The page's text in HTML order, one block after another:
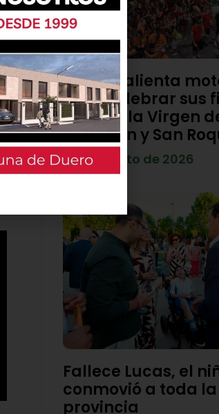
Viana calienta
para celebrar sus
honor a la Virgen
Asunción y San
4 de agosto de 2026
Fallece Lucas, el
conmovió a toda la
provincia